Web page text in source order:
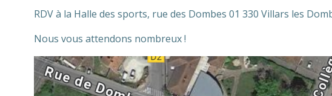
RDV à la Halle des sports, rue des Dombes 01 330 Villars les
Nous vous attendons nombreux !